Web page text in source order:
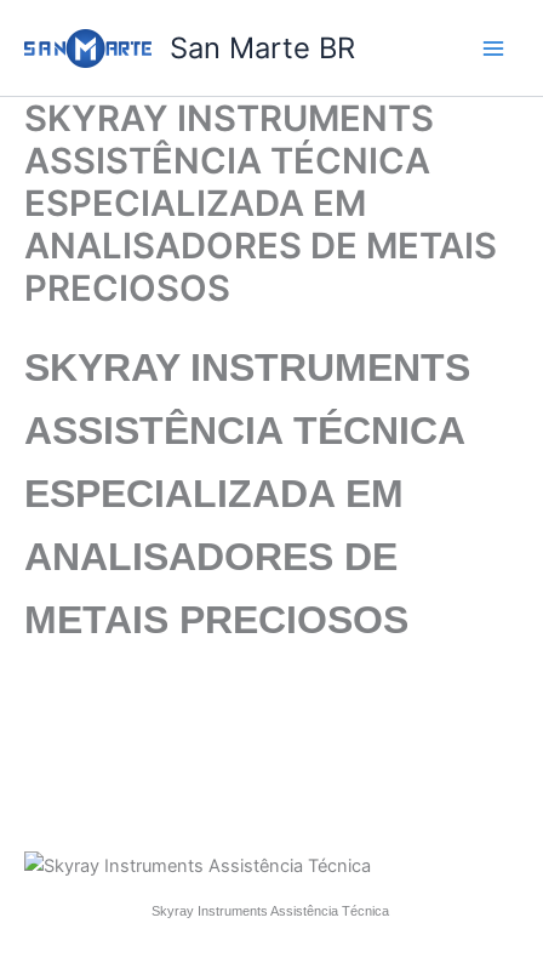
para
conteúdo
San Marte BR
SKYRAY INSTRUMENTS
ASSISTÊNCIA TÉCNICA
ESPECIALIZADA EM
ANALISADORES DE METAIS
PRECIOSOS
SKYRAY INSTRUMENTS
ASSISTÊNCIA TÉCNICA
ESPECIALIZADA EM
ANALISADORES DE
METAIS PRECIOSOS
Skyray Instruments Assistência Técnica